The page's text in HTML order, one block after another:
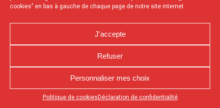
cookies" en bas à gauche de chaque page de notre site internet.
J'accepte
Refuser
Personnaliser mes choix
Politique de cookies Déclaration de confidentialité
Appuyez sur le bouton partager en bas de votre